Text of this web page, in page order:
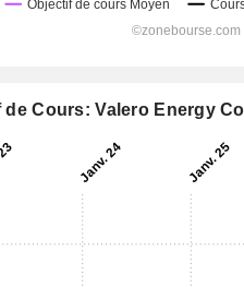
Cours: Valero Energy